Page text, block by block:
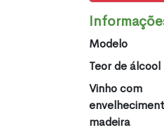
Modelo
Teor de álcool
Vinho com
madeira